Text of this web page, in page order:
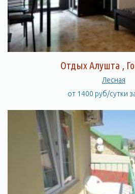
Отдых Алушта ,
Лесная
от 1400 руб/сутки